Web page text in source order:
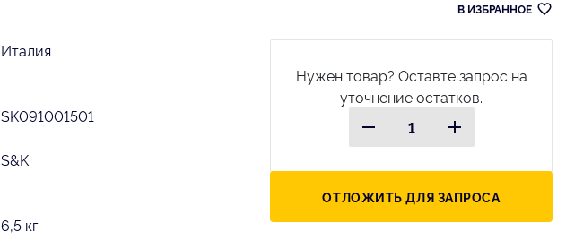
В ИЗБРАННОЕ
Италия
SK091001501
S&K
6,5 кг
Нужен товар? Оставте запрос на
уточнение остатков.
ОТЛОЖИТЬ ДЛЯ ЗАПРОСА